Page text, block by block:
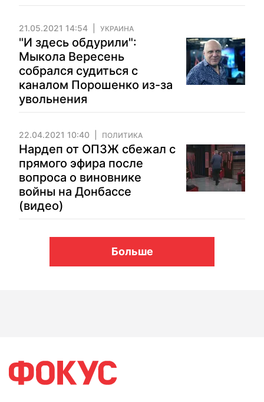
21.05.2021 14:54 УКРАИНА
"И здесь обдурили":
Мыкола Вересень
собрался судиться с
каналом Порошенко из-за
увольнения
22.04.2021 10:40 ПОЛИТИКА
Нардеп от ОПЗЖ сбежал с
прямого эфира после
вопроса о виновнике
войны на Донбассе
(видео)
Больше